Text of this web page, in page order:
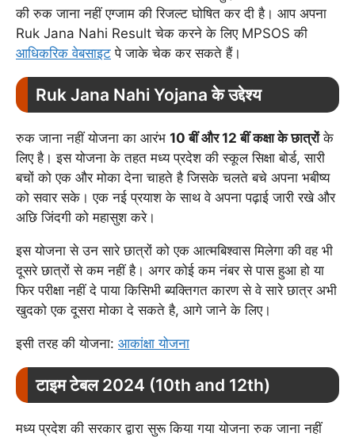
की रुक जाना नहीं एग्जाम की रिजल्ट घोषित कर दी है। आप अपना
Ruk Jana Nahi Result चेक करने के लिए MPSOS की
आधिकरिक वेबसाइट पे जाके चेक कर सकते हैं।
Ruk Jana Nahi Yojana के उद्देश्य
रुक जाना नहीं योजना का आरंभ 10 बीं और 12 बीं कक्षा के छात्रोंके
लिए है। इस योजना के तहत मध्य प्रदेश की स्कूल सिक्षा बोर्ड, सारी
बचों को एक और मोका देना चाहते है जिसके चलते बचे अपना भबीष्य
को सवार सके। एक नई प्रयाश के साथ वे अपना पढ़ाई जारी रखे और
अछि जिंदगी को महासुश करे।
इस योजना से उन सारे छात्रों को एक आत्मबिश्वास मिलेगा की वह भी
दूसरे छात्रों से कम नहीं है। अगर कोई कम नंबर से पास हुआ हो या
फिर परीक्षा नहीं दे पाया किसिभी ब्यक्तिगत कारण से वे सारे छात्र अभी
खुदको एक दूसरा मोका दे सकते है, आगे जाने के लिए।
इसी तरह की योजना: आकांक्षा योजना
टाइम टेबल 2024 (10th and 12th)
मध्य प्रदेश की सरकार द्वारा सुरू किया गया योजना रुक जाना नहीं